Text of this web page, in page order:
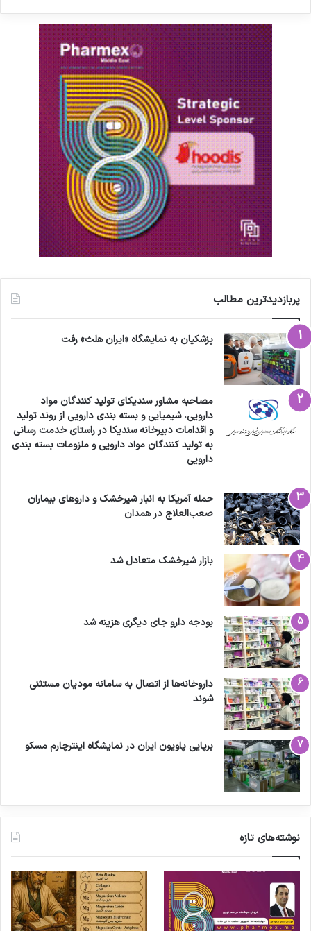
پيشرفته نيست. اينجا ميهن عزيزمان ايران در دل
كوير و تأسيساتي است كه به دست خودمان، وظيفه
تأمين بزرگترين نياز مصارف كشت و صنعت، غذا و
دارو و ساير صنايع شيميايي را دارند.
مهندس فرامرز اختراعي، رئیس هیأت مدیره سندیکای
مواد اولیه دارویی در كنار درياچه هاي مصنوعي
مجتمع عظيم کلرید پتاسیم
اما اين فرآورده در كارخانجات عظيمي (مانند
تريسي از ناخالصي هاي منيزيم، سديم و فلزات
سنگين بتواند وارد كوره هاي بزرگي با آلياژهاي ويژه
گردد تا با اسيد سولفوريك به سولفات پتاسيم و
اسيد كلريدريك تبديل شود. تصاوير مجتمع دوم را
مشاهده کنید:
پربازدیدترین مطالب
پزشکیان به نمایشگاه «ایران هلث» رفت
مصاحبه مشاور سندیکای تولید کنندگان مواد
دارویی، شیمیایی و بسته بندی دارویی از روند تولید
و اقدامات دبیرخانه سندیکا در راستای خدمت رسانی
به تولید کنندگان مواد دارویی و ملزومات بسته بندی
دارویی
حمله آمریکا به انبار شیرخشک و داروهای بیماران
صعب‌العلاج در همدان
بازار شیرخشک متعادل شد
بودجه دارو جای دیگری هزینه شد
داروخانه‌ها از اتصال به سامانه مودیان مستثنی
شوند
برپایی پاویون ایران در نمایشگاه اینترچارم مسکو
نوشته‌های تازه